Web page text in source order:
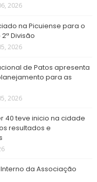
2026
na Picuiense para o
Divisão
2026
de Patos apresenta
para as
2026
40 teve inicio na cidade
resultados e
da Associação